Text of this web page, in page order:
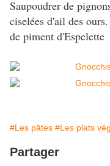
Saupoudrer de
ciselées d'ail des
de piment d'Espelette
#Les pâtes #Les plats
Partager